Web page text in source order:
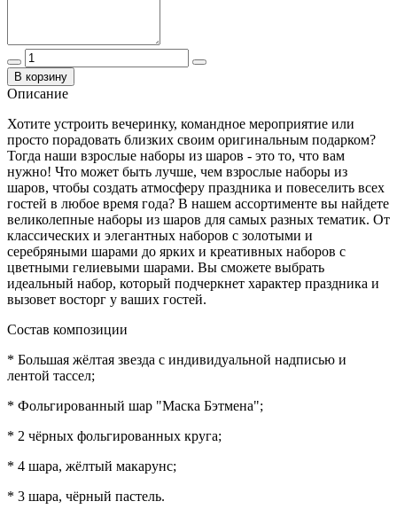
В корзину
Описание
Хотите устроить вечеринку, командное мероприятие или
просто порадовать близких своим оригинальным подарком?
Тогда наши взрослые наборы из шаров - это то, что вам
нужно! Что может быть лучше, чем взрослые наборы из
шаров, чтобы создать атмосферу праздника и повеселить всех
гостей в любое время года? В нашем ассортименте вы найдете
великолепные наборы из шаров для самых разных тематик. От
классических и элегантных наборов с золотыми и
серебряными шарами до ярких и креативных наборов с
цветными гелиевыми шарами. Вы сможете выбрать
идеальный набор, который подчеркнет характер праздника и
вызовет восторг у ваших гостей.
Состав композиции
* Большая жёлтая звезда с индивидуальной надписью и
лентой тассел;
* Фольгированный шар "Маска Бэтмена";
* 2 чёрных фольгированных круга;
* 4 шара, жёлтый макарунс;
* 3 шара, чёрный пастель.